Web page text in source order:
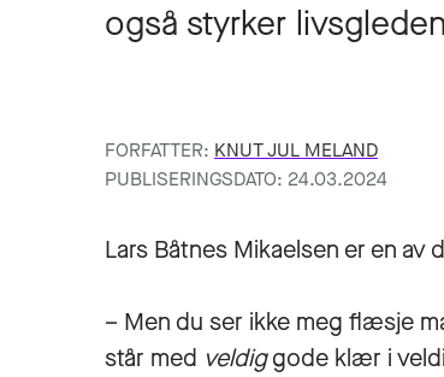
også styrker
FORFATTER: KNUT JUL MELAND
PUBLISERINGSDATO: 24.03.2024
Lars Båtnes Mikaelsen er en
– Men du ser ikke meg flæsje
står med veldiggode klær i